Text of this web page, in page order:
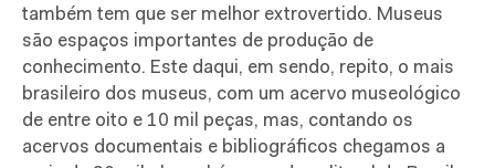
também tem que ser melhor extrovertido. Museus
são espaços importantes de produção de
conhecimento. Este daqui, em sendo, repito, o mais
brasileiro dos museus, com um acervo museológico
de entre oito e 10 mil peças, mas, contando os
acervos documentais e bibliográficos chegamos a